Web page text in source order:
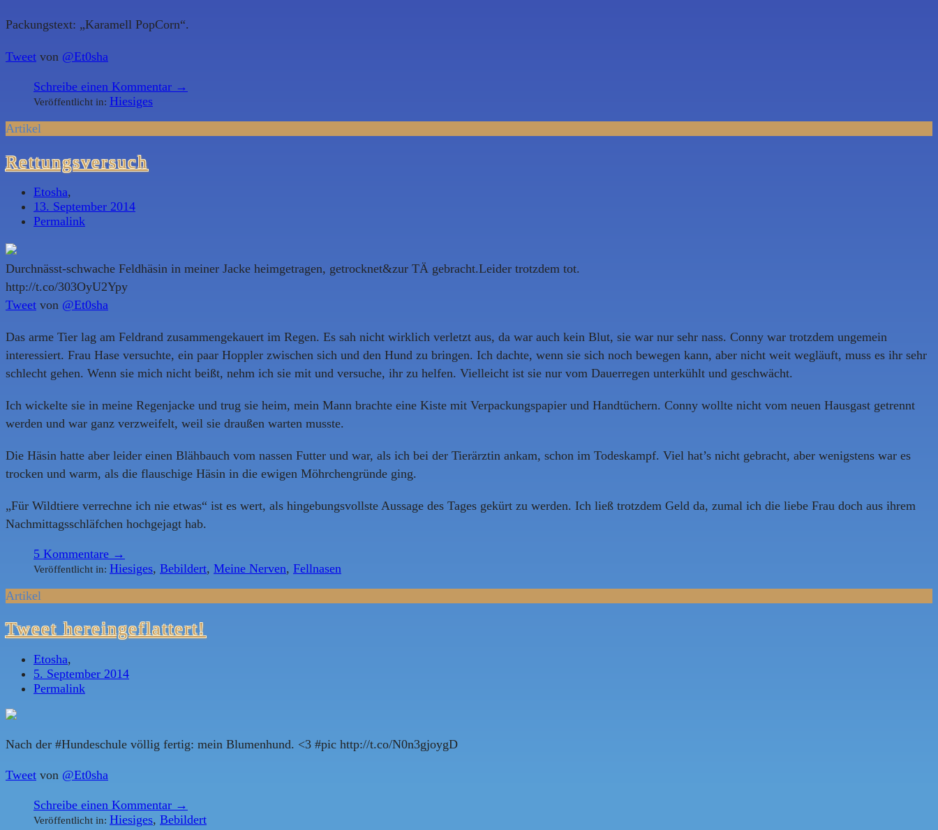
Packungstext: „Karamell PopCorn“.
Tweet von @Et0sha
Schreibe einen Kommentar →
Veröffentlicht in: Hiesiges
Artikel
Rettungsversuch
Etosha,
13. September 2014
Permalink
Durchnässt-schwache Feldhäsin in meiner Jacke heimgetragen, getrocknet&zur TÄ gebracht.Leider trotzdem tot.
http://t.co/303OyU2Ypy
Tweet von @Et0sha
Das arme Tier lag am Feldrand zusammengekauert im Regen. Es sah nicht wirklich verletzt aus, da war auch kein Blut, sie war nur sehr nass. Conny war trotzdem ungemein
interessiert. Frau Hase versuchte, ein paar Hoppler zwischen sich und den Hund zu bringen. Ich dachte, wenn sie sich noch bewegen kann, aber nicht weit wegläuft, muss es ihr sehr
schlecht gehen. Wenn sie mich nicht beißt, nehm ich sie mit und versuche, ihr zu helfen. Vielleicht ist sie nur vom Dauerregen unterkühlt und geschwächt.
Ich wickelte sie in meine Regenjacke und trug sie heim, mein Mann brachte eine Kiste mit Verpackungspapier und Handtüchern. Conny wollte nicht vom neuen Hausgast getrennt
werden und war ganz verzweifelt, weil sie draußen warten musste.
Die Häsin hatte aber leider einen Blähbauch vom nassen Futter und war, als ich bei der Tierärztin ankam, schon im Todeskampf. Viel hat’s nicht gebracht, aber wenigstens war es
trocken und warm, als die flauschige Häsin in die ewigen Möhrchengründe ging.
„Für Wildtiere verrechne ich nie etwas“ ist es wert, als hingebungsvollste Aussage des Tages gekürt zu werden. Ich ließ trotzdem Geld da, zumal ich die liebe Frau doch aus ihrem
Nachmittagsschläfchen hochgejagt hab.
5 Kommentare →
Veröffentlicht in: Hiesiges, Bebildert, Meine Nerven, Fellnasen
Artikel
Tweet hereingeflattert!
Etosha,
5. September 2014
Permalink
Nach der #Hundeschule völlig fertig: mein Blumenhund. <3 #pic http://t.co/N0n3gjoygD
Tweet von @Et0sha
Schreibe einen Kommentar →
Veröffentlicht in: Hiesiges, Bebildert